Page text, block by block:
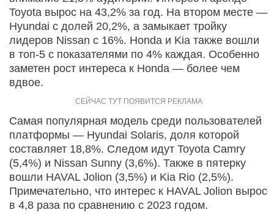
Toyota вырос на 43,2% за год. На втором месте —
Hyundai с долей 20,2%, а замыкает тройку
лидеров Nissan с 16%. Honda и Kia также вошли
в топ-5 с показателями по 4% каждая. Особенно
заметен рост интереса к Honda — более чем
вдвое.
Самая популярная модель среди пользователей
платформы — Hyundai Solaris, доля которой
составляет 18,8%. Следом идут Toyota Camry
(5,4%) и Nissan Sunny (3,6%). Также в пятерку
вошли HAVAL Jolion (3,5%) и Kia Rio (2,5%).
Примечательно, что интерес к HAVAL Jolion вырос
в 4,8 раза по сравнению с 2023 годом.